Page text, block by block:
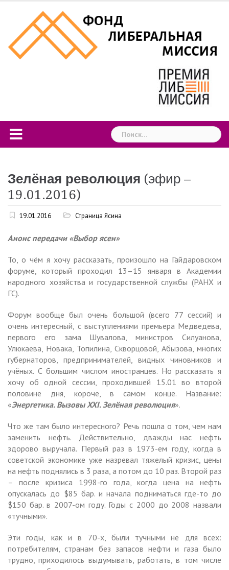
content
Найти:
Зелёная революция (эфир –
19.01.2016)
19.01.2016 Страница Ясина
Анонс передачи «Выбор ясен»
То, о чём я хочу рассказать, произошло на Гайдаровском
форуме, который проходил 13–15 января в Академии
народного хозяйства и государственной службы (РАНХ и
ГС).
Форум вообще был очень большой (всего 77 сессий) и
очень интересный, с выступлениями премьера Медведева,
первого его зама Шувалова, министров Силуанова,
Улюкаева, Новака, Топилина, Скворцовой, Абызова, многих
губернаторов, предпринимателей, видных чиновников и
учёных. С большим числом иностранцев. Но рассказать я
хочу об одной сессии, проходившей 15.01 во второй
половине дня, короче, в самом конце. Название:
«Энергетика. Вызовы XXI. Зелёная революция».
Что же там было интересного? Речь пошла о том, чем нам
заменить нефть. Действительно, дважды нас нефть
здорово выручала. Первый раз в 1973-ем году, когда в
советской экономике уже назревал тяжелый кризис, цены
на нефть поднялись в 3 раза, а потом до 10 раз. Второй раз
– после кризиса 1998-го года, когда цена на нефть
опускалась до $85 бар. и начала подниматься где-то до
$150 бар. в 2007-ом году. Годы с 2000 до 2008 назвали
«тучными».
Эти годы, как и в 70-х, были тучными не для всех:
потребителям, странам без запасов нефти и газа было
трудно, приходилось выдумывать, работать, в том числе